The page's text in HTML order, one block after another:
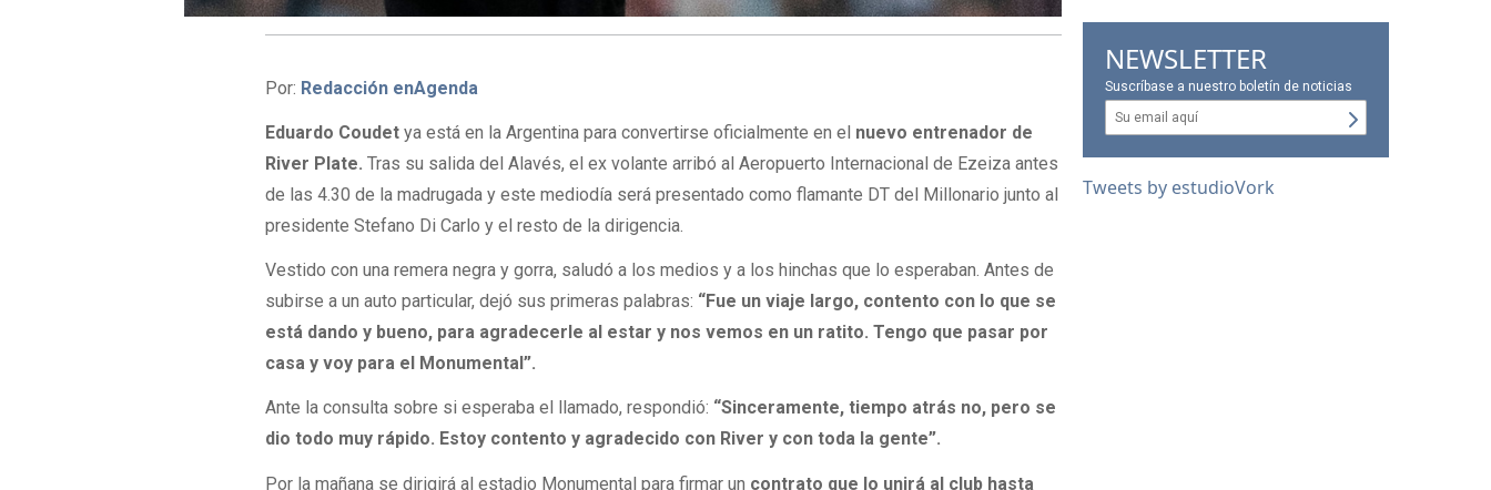
Por: Redacción enAgenda
Eduardo Coudet ya está en la Argentina para convertirse oficialmente en el nuevo entrenador de
River Plate.Tras su salida del Alavés, el ex volante arribó al Aeropuerto Internacional de Ezeiza antes
de las 4.30 de la madrugada y este mediodía será presentado como flamante DT del Millonario junto al
presidente Stefano Di Carlo y el resto de la dirigencia.
Vestido con una remera negra y gorra, saludó a los medios y a los hinchas que lo esperaban. Antes de
subirse a un auto particular, dejó sus primeras palabras: “Fue un viaje largo, contento con lo que se
está dando y bueno, para agradecerle al estar y nos vemos en un ratito. Tengo que pasar por
casa y voy para el Monumental”.
Ante la consulta sobre si esperaba el llamado, respondió: “Sinceramente, tiempo atrás no, pero se
dio todo muy rápido. Estoy contento y agradecido con River y con toda la gente”.
Por la mañana se dirigirá al estadio Monumental para firmar un contrato que lo unirá al club hasta
NEWSLETTER
Suscríbase a nuestro boletín de noticias
Tweets by estudioVork